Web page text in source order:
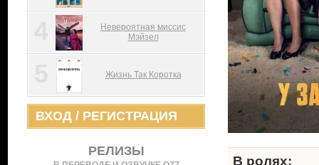
Невероятная миссис
Мэйзел
Жизнь Так Коротка
ВХОД / РЕГИСТРАЦИЯ
РЕЛИЗЫ
В ролях: